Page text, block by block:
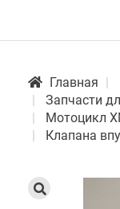
Главная
Запчасти
Мотоцикл
Клапана